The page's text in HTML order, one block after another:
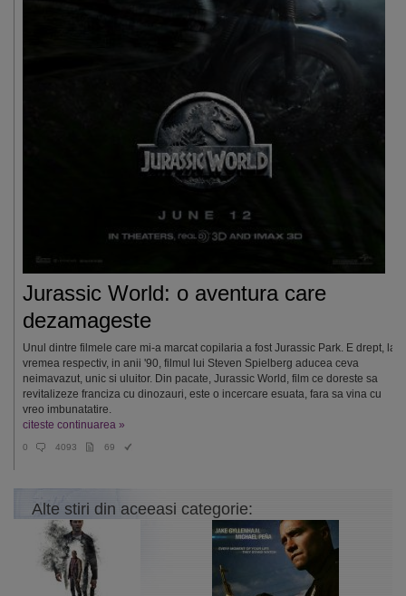
Jurassic World: o aventura care
dezamageste
Unul dintre filmele care mi-a marcat copilaria a fost Jurassic Park. E drept, la
vremea respectiv, in anii '90, filmul lui Steven Spielberg aducea ceva
neimavazut, unic si uluitor. Din pacate, Jurassic World, film ce doreste sa
revitalizeze franciza cu dinozauri, este o incercare esuata, fara sa vina cu
vreo imbunatatire.
citeste continuarea »
0 4093 69
Alte stiri din aceeasi categorie: